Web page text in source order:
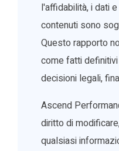
l'affidabilità, i dati
contenuti sono
Questo rapporto
come fatti
decisioni legali,
Ascend
diritto di
qualsiasi